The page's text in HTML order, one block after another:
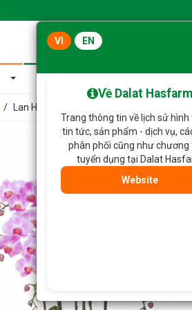
Lan Hồ Điệp Hồng Phát 039
VI EN
Về Dalat Hasfarm
Trang thông tin về lịch sử hình
tin tức, sản phẩm - dịch vụ,
phân phối cũng như chương
tuyển dụng tại Dalat
Website